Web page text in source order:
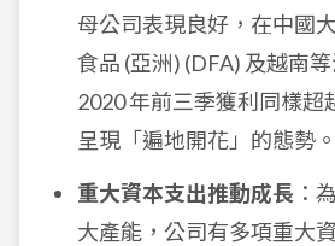
母公司表現良好，在中國
食品 (亞洲) (DFA) 及越南
2020 年前三季獲利同樣超
呈現「遍地開花」的態勢。
重大資本支出推動成長 ：
大產能，公司有多項重大